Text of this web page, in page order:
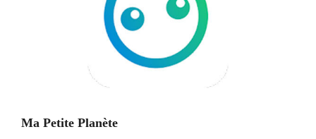
Ma Petite Planète